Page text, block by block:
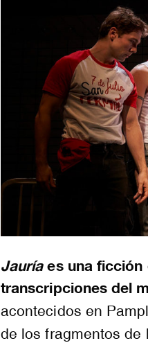
Jauríaes una ficción
transcripciones del
acontecidos en
de los fragmentos de